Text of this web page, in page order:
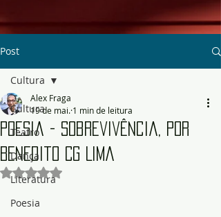
Post
Cultura
Teatro
Dança
Literatura
Poesia
Cultura
Poesia - Sobrevivência, por
Benedito CG Lima
Alex Fraga
19 de mai. 1 min de leitura
Avaliado com NaN de 5 estrelas.